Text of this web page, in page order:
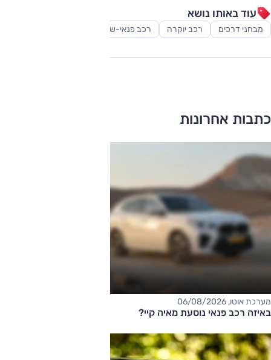
עוד באותו נושא
מבחני דרכים רכב יוקרה רכב פנאי-שטח
כתבות אחרונות
מערכת אוטו, 06/08/2026
באיזה רכב פנאי נוסעת מאיה קיי?